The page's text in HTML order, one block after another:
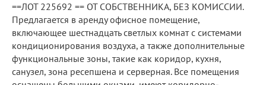
==ЛОТ 225692 == ОТ СОБСТВЕННИКА, БЕЗ КОМИССИИ.
Предлагается в аренду офисное помещение,
включающее шестнадцать светлых комнат с системами
кондиционирования воздуха, а также дополнительные
функциональные зоны, такие как коридор, кухня,
санузел, зона ресепшена и серверная. Все помещения